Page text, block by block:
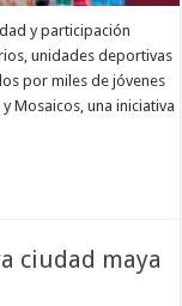
y participación
unidades deportivas
por miles de jóvenes
Mosaicos, una iniciativa
ciudad maya